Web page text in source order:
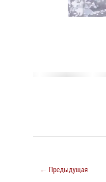
← Предыдущая